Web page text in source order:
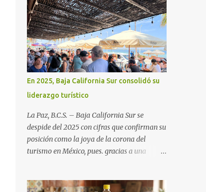
En 2025, Baja California Sur consolidó su
liderazgo turístico
La Paz, B.C.S. – Baja California Sur se
despide del 2025 con cifras que confirman su
posición como la joya de la corona del
turismo en México, pues. gracias a una
fideicomisos de promoción, la entidad